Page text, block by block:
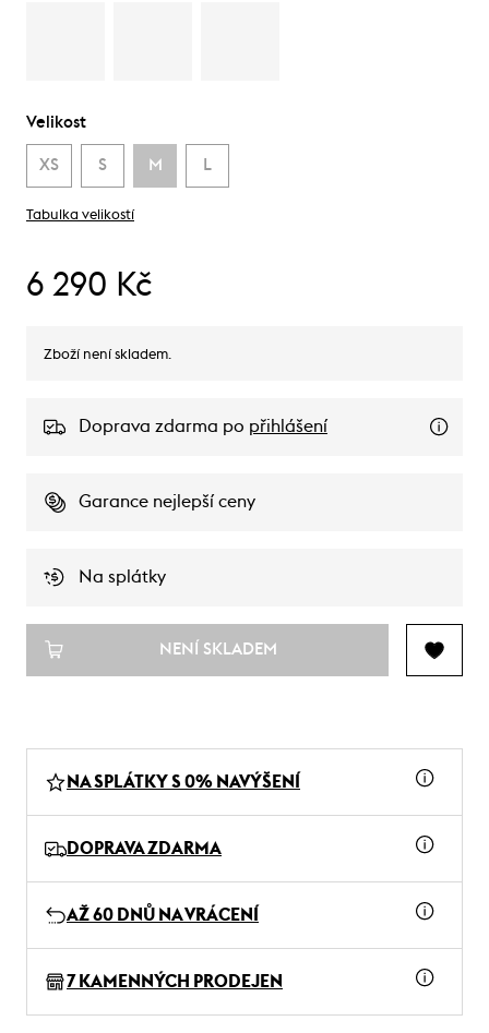
Velikost
XS S M L
Tabulka velikostí
6 290 Kč
Zboží není skladem.
Doprava zdarma po přihlášení
Garance nejlepší ceny
Na splátky
NENÍ SKLADEM
NA SPLÁTKY S 0% NAVÝŠENÍ
DOPRAVA ZDARMA
AŽ 60 DNŮ NA VRÁCENÍ
7 KAMENNÝCH PRODEJEN